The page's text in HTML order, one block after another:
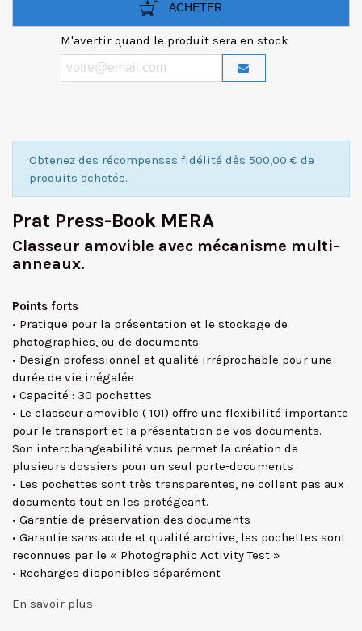
ACHETER
M'avertir quand le produit sera en stock
Obtenez des récompenses fidélité dès 500,00 € de
produits achetés.
Prat Press-Book MERA
Classeur amovible avec mécanisme multi-
anneaux.
Points forts
• Pratique pour la présentation et le stockage de
photographies, ou de documents
• Design professionnel et qualité irréprochable pour une
durée de vie inégalée
• Capacité : 30 pochettes
• Le classeur amovible ( 101) offre une flexibilité importante
pour le transport et la présentation de vos documents.
Son interchangeabilité vous permet la création de
plusieurs dossiers pour un seul porte-documents
• Les pochettes sont très transparentes, ne collent pas aux
documents tout en les protégeant.
• Garantie de préservation des documents
• Garantie sans acide et qualité archive, les pochettes sont
reconnues par le « Photographic Activity Test »
• Recharges disponibles séparément
En savoir plus